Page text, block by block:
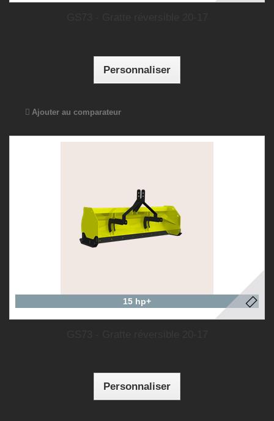
Personnaliser
Ajouter au comparateur
15 hp+
Personnaliser